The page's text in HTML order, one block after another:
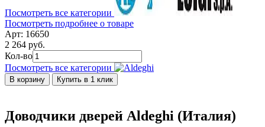
Посмотреть все категории
Посмотреть подробнее о товаре
Арт: 16650
2 264 руб.
Кол-во
Посмотреть все категории
В корзину Купить в 1 клик
Доводчики дверей Aldeghi (Италия)